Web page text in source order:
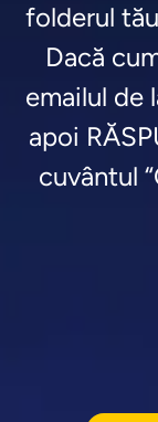
folderul
Dacă
emailul de
apoi
cuvântul